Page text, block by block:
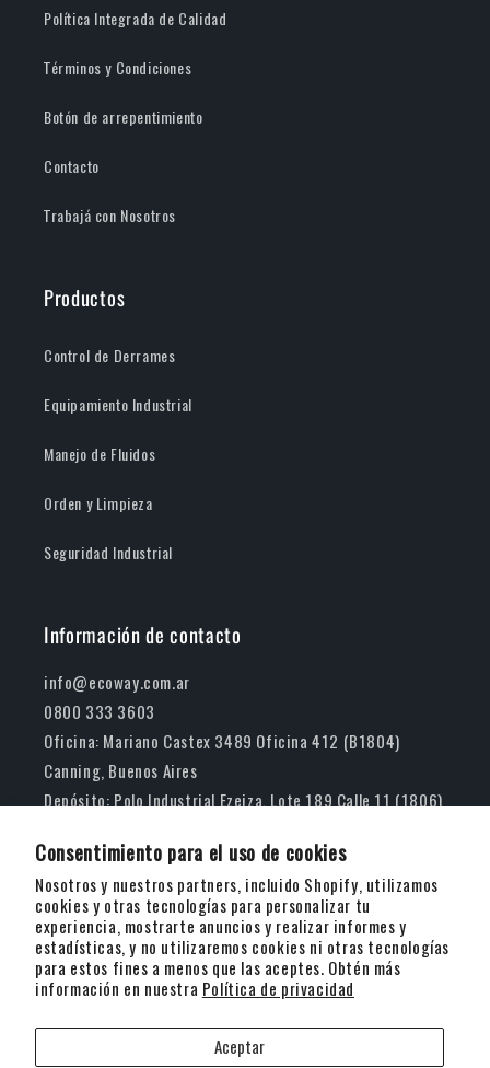
Consentimiento para el uso de cookies
Nosotros y nuestros partners, incluido Shopify, utilizamos
cookies y otras tecnologías para personalizar tu
experiencia, mostrarte anuncios y realizar informes y
estadísticas, y no utilizaremos cookies ni otras tecnologías
para estos fines a menos que las aceptes. Obtén más
información en nuestra Política de privacidad
Aceptar
Política Integrada de Calidad
Términos y Condiciones
Botón de arrepentimiento
Contacto
Trabajá con Nosotros
Productos
Control de Derrames
Equipamiento Industrial
Manejo de Fluidos
Orden y Limpieza
Seguridad Industrial
Información de contacto
info@ecoway.com.ar
0800 333 3603
Oficina: Mariano Castex 3489 Oficina 412 (B1804)
Canning, Buenos Aires
Depósito: Polo Industrial Ezeiza, Lote 189 Calle 11 (1806)
AMTRADE S.R.L.
FacebookInstagramYouTube
Suscribite a nuestras novedades y ofertas
Correo electrónico